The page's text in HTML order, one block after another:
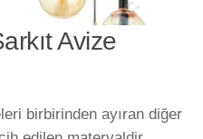
Avize
birbirinden ayıran diğer